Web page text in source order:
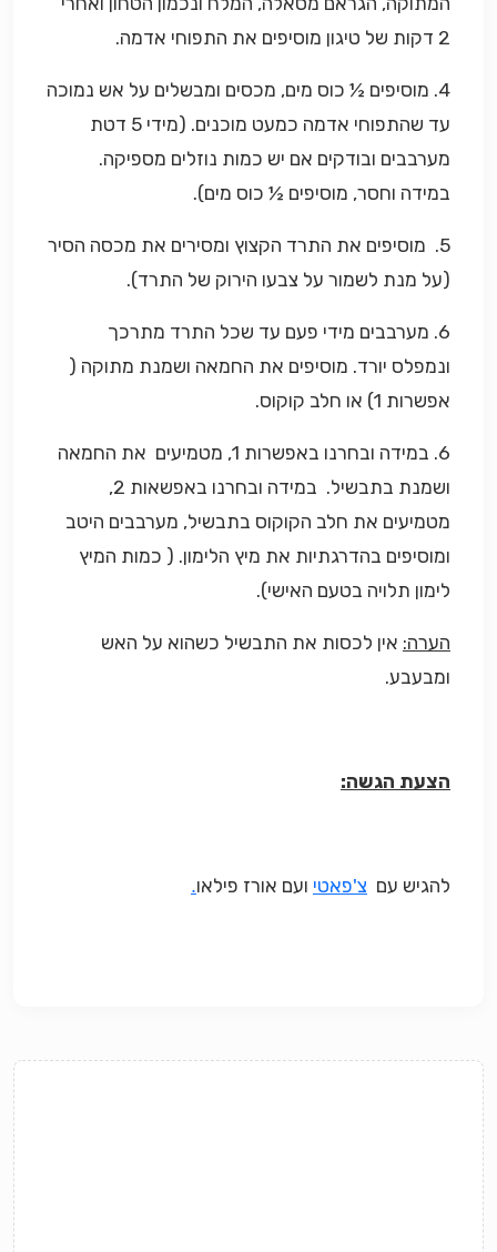
2 דקות של טיגון מוסיפים את התפוחי אדמה.
4. מוסיפים ½ כוס מים, מכסים ומבשלים על אש נמוכה
עד שהתפוחי אדמה כמעט מוכנים. (מידי 5 דטת
מערבבים ובודקים אם יש כמות נוזלים מספיקה.
במידה וחסר, מוסיפים ½ כוס מים).
5. מוסיפים את התרד הקצוץ ומסירים את מכסה הסיר
(על מנת לשמור על צבעו הירוק של התרד).
6. מערבבים מידי פעם עד שכל התרד מתרכך
ונמפלס יורד. מוסיפים את החמאה ושמנת מתוקה (
אפשרות 1) או חלב קוקוס.
6. במידה ובחרנו באפשרות 1, מטמיעים את החמאה
ושמנת בתבשיל. במידה ובחרנו באפשאות 2,
מטמיעים את חלב הקוקוס בתבשיל, מערבבים היטב
ומוסיפים בהדרגתיות את מיץ הלימון. ( כמות המיץ
לימון תלויה בטעם האישי).
הערה: אין לכסות את התבשיל כשהוא על האש
ומבעבע.
הצעת הגשה:
להגיש עם צ'פאטי ועם אורז פילאו.